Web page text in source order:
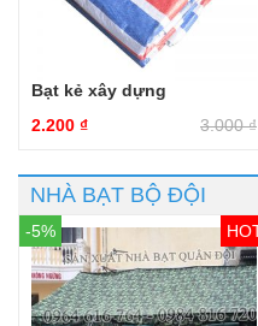
Bạt kẻ xây dựng
3.000₫
2.200 ₫
NHÀ BẠT BỘ ĐỘI
-5%